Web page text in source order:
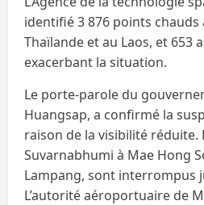
identifié 3 876 points chauds
Thaïlande et au Laos, et 653
exacerbant la situation.
Le porte-parole du
Huangsap, a confirmé la
raison de la visibilité réduite.
Suvarnabhumi à Mae Hong
Lampang, sont interrompus
L’autorité aéroportuaire de